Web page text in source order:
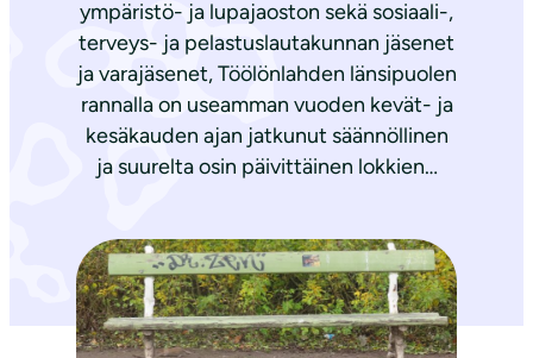
ympäristö- ja lupajaoston sekä sosiaali-,
terveys- ja pelastuslautakunnan jäsenet
ja varajäsenet, Töölönlahden länsipuolen
rannalla on useamman vuoden kevät- ja
kesäkauden ajan jatkunut säännöllinen
ja suurelta osin päivittäinen lokkien…